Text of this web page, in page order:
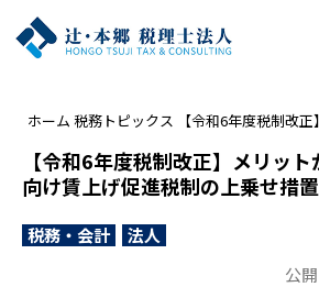
ホーム 税務トピックス 【令和6年度税制改正】メリットが増えた中小
【令和6年度税制改正】メリッ
向け賃上げ促進税制の上乗せ措
税務・会計
法人
公